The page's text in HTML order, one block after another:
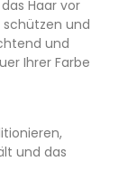
Haar vor
und
und
Ihrer Farbe
und das